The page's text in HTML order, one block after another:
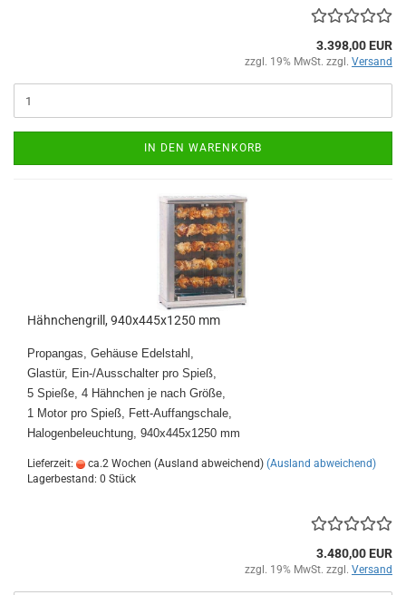
3.398,00 EUR
zzgl. 19% MwSt. zzgl. Versand
IN DEN WARENKORB
Hähnchengrill, 940x445x1250 mm
Propangas, Gehäuse Edelstahl,
Glastür, Ein-/Ausschalter pro Spieß,
5 Spieße, 4 Hähnchen je nach Größe,
1 Motor pro Spieß, Fett-Auffangschale,
Halogenbeleuchtung, 940x445x1250 mm
Lieferzeit: ca.2 Wochen (Ausland abweichend) (Ausland abweichend)
Lagerbestand: 0 Stück
3.480,00 EUR
zzgl. 19% MwSt. zzgl. Versand